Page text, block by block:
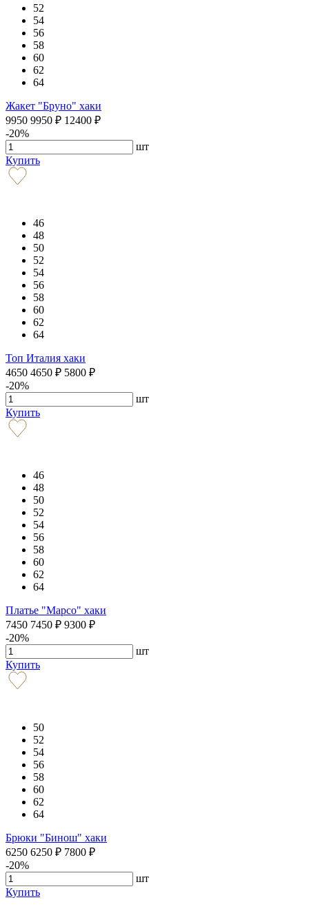
52
54
56
58
60
62
64
Жакет "Бруно" хаки
9950 9950 ₽ 12400 ₽
-20%
шт
Купить
46
48
50
52
54
56
58
60
62
64
Топ Италия хаки
4650 4650 ₽ 5800 ₽
-20%
шт
Купить
46
48
50
52
54
56
58
60
62
64
Платье "Марсо" хаки
7450 7450 ₽ 9300 ₽
-20%
шт
Купить
50
52
54
56
58
60
62
64
Брюки "Бинош" хаки
6250 6250 ₽ 7800 ₽
-20%
шт
Купить